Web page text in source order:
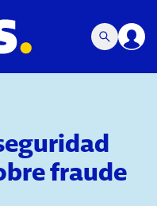
fraude